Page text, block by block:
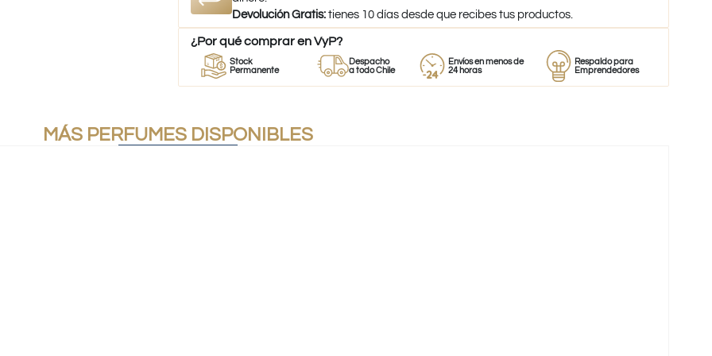
Devolución Gratis: tienes 10 días desde que recibes tus productos.
¿Por qué comprar en VyP?
Stock
Permanente
Despacho
a todo Chile
Envíos en menos de
24 horas
Respaldo para
Emprendedores
MÁS PERFUMES DISPONIBLES